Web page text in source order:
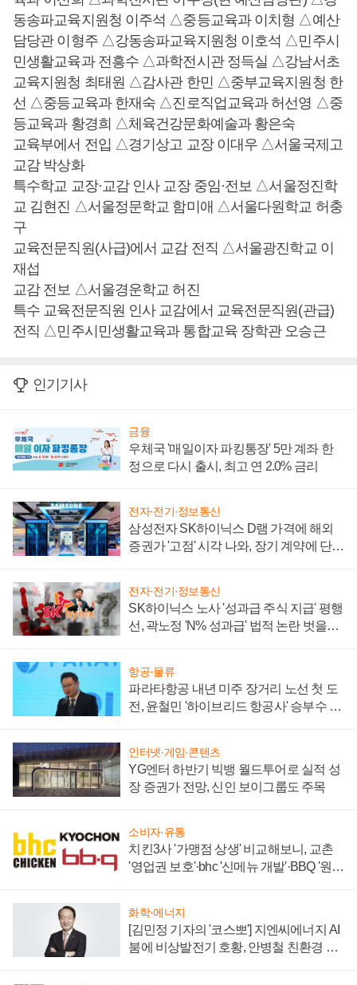
동송파교육지원청 이주석 △중등교육과 이치형 △예산
담당관 이형주 △강동송파교육지원청 이호석 △민주시
민생활교육과 전흥수 △과학전시관 정득실 △강남서초
교육지원청 최태원 △감사관 한민 △중부교육지원청 한
선 △중등교육과 한재숙 △진로직업교육과 허선영 △중
등교육과 황경희 △체육건강문화예술과 황은숙
교육부에서 전입 △경기상고 교장 이대우 △서울국제고
교감 박상화
특수학교 교장·교감 인사 교장 중임·전보 △서울정진학
교 김현진 △서울정문학교 함미애 △서울다원학교 허충
구
교육전문직원(사급)에서 교감 전직 △서울광진학교 이
재섭
교감 전보 △서울경운학교 허진
특수 교육전문직원 인사 교감에서 교육전문직원(관급)
전직 △민주시민생활교육과 통합교육 장학관 오승근
인기기사
금융
우체국 '매일이자 파킹통장' 5만 계좌 한
정으로 다시 출시, 최고 연 2.0% 금리
전자·전기·정보통신
삼성전자 SK하이닉스 D램 가격에 해외
증권가 '고점' 시각 나와, 장기 계약에 단점
전자·전기·정보통신
SK하이닉스 노사 '성과급 주식 지급' 평행
선, 곽노정 'N% 성과급' 법적 논란 벗을지
항공·물류
파라타항공 내년 미주 장거리 노선 첫 도
전, 윤철민 '하이브리드 항공사' 승부수 통
인터넷·게임·콘텐츠
YG엔터 하반기 빅뱅 월드투어로 실적 성
장 증권가 전망, 신인 보이그룹도 주목
소비자·유통
치킨3사 '가맹점 상생' 비교해보니, 교촌
'영업권 보호'·bhc '신메뉴 개발'·BBQ '원가
화학·에너지
[김민정 기자의 '코스뽀'] 지엔씨에너지 AI
붐에 비상발전기 호황, 안병철 친환경 에